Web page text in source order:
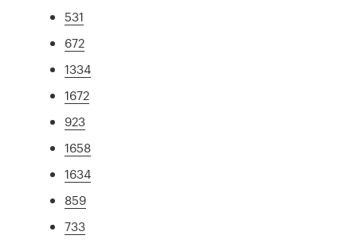
531
672
1334
1672
923
1658
1634
859
733